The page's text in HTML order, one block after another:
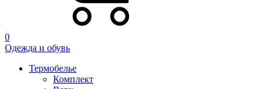
0
Одежда и обувь
Термобелье
Комплект